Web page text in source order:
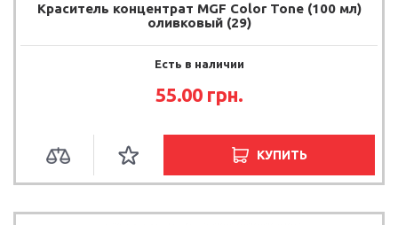
Краситель концентрат MGF Color Tone (100 мл)
оливковый (29)
Есть в наличии
55.00 грн.
КУПИТЬ